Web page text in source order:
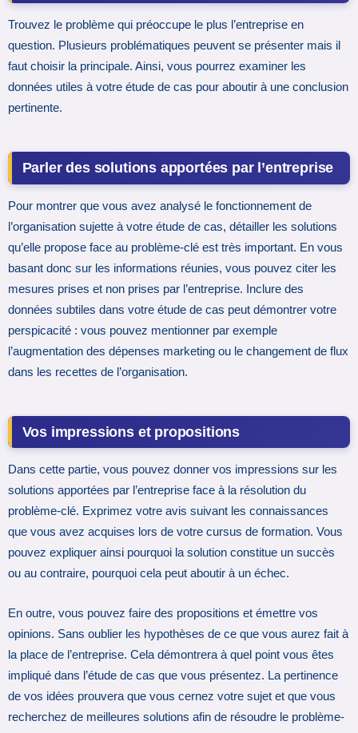
Trouvez le problème qui préoccupe le plus l’entreprise en
question. Plusieurs problématiques peuvent se présenter mais il
faut choisir la principale. Ainsi, vous pourrez examiner les
données utiles à votre étude de cas pour aboutir à une conclusion
pertinente.
Parler des solutions apportées par l’entreprise
Pour montrer que vous avez analysé le fonctionnement de
l’organisation sujette à votre étude de cas, détailler les solutions
qu’elle propose face au problème-clé est très important. En vous
basant donc sur les informations réunies, vous pouvez citer les
mesures prises et non prises par l’entreprise. Inclure des
données subtiles dans votre étude de cas peut démontrer votre
perspicacité : vous pouvez mentionner par exemple
l’augmentation des dépenses marketing ou le changement de flux
dans les recettes de l’organisation.
Vos impressions et propositions
Dans cette partie, vous pouvez donner vos impressions sur les
solutions apportées par l’entreprise face à la résolution du
problème-clé. Exprimez votre avis suivant les connaissances
que vous avez acquises lors de votre cursus de formation. Vous
pouvez expliquer ainsi pourquoi la solution constitue un succès
ou au contraire, pourquoi cela peut aboutir à un échec.
En outre, vous pouvez faire des propositions et émettre vos
opinions. Sans oublier les hypothèses de ce que vous aurez fait à
la place de l’entreprise. Cela démontrera à quel point vous êtes
impliqué dans l’étude de cas que vous présentez. La pertinence
de vos idées prouvera que vous cernez votre sujet et que vous
recherchez de meilleures solutions afin de résoudre le problème-